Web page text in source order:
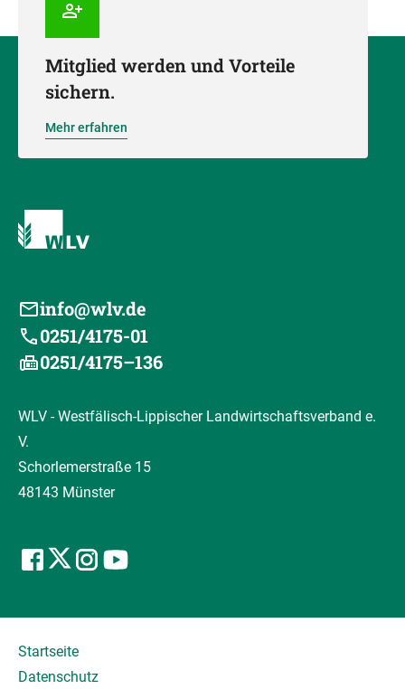
Mitglied werden und Vorteile
sichern.
Mehr erfahren
info@wlv.de
0251/4175-01
0251/4175–136
WLV - Westfälisch-Lippischer Landwirtschaftsverband e.
V.
Schorlemerstraße 15
48143 Münster
Startseite
Datenschutz